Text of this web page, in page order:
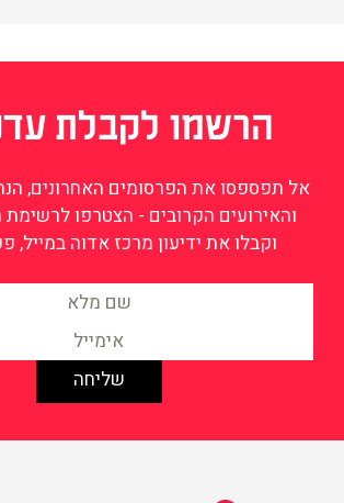
הרשמו לקבלת
אל תפספסו את הפרסומים האחרונים,
והאירועים הקרובים - הצטרפו
וקבלו את ידיעון מרכז אדוה במייל,